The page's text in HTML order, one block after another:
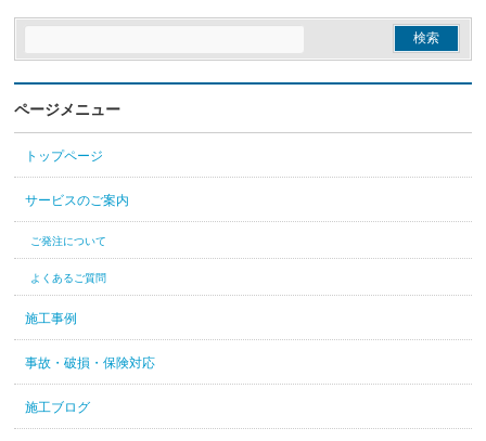
トップページ
サービスのご案内
ご発注について
よくあるご質問